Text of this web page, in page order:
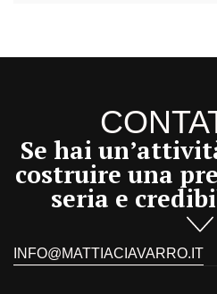
Se hai
costruire una
seria e
INFO@MATTIACIAVARRO.IT